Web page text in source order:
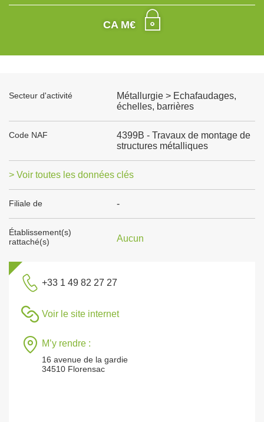
CA M€
Secteur d'activité
Métallurgie > Echafaudages,
échelles, barrières
Code NAF
4399B - Travaux de montage de
structures métalliques
> Voir toutes les données clés
Filiale de -
Établissement(s)
rattaché(s)
Aucun
+33 1 49 82 27 27
Voir le site internet
M’y rendre :
16 avenue de la gardie
34510 Florensac